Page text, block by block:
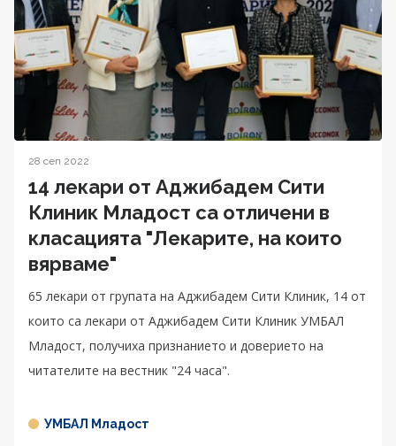
28 сеп 2022
14 лекари от Аджибадем Сити
Клиник Младост са отличени в
класацията "Лекарите, на които
вярваме"
65 лекари от групата на Аджибадем Сити Клиник, 14 от
които са лекари от Аджибадем Сити Клиник УМБАЛ
Младост, получиха признанието и доверието на
читателите на вестник "24 часа".
УМБАЛ Младост